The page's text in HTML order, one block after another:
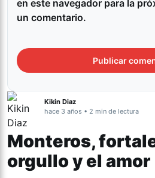
en este navegador para la
un comentario.
Kikin Diaz
hace 3 años • 2 min de lectura
Monteros,
orgullo y el amor